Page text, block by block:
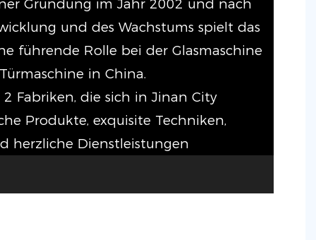
Gründung im Jahr 2002 und nach
und des Wachstums spielt das
führende Rolle bei der Glasmaschine
in China.
Fabriken, die sich in Jinan City
Produkte, exquisite Techniken,
herzliche Dienstleistungen